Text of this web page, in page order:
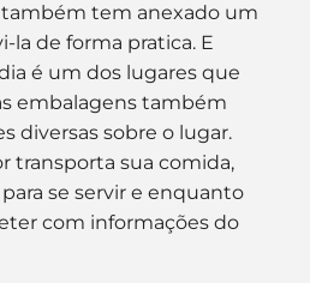
também tem anexado um
la de forma pratica. E
é um dos lugares que
embalagens também
diversas sobre o lugar.
transporta sua comida,
se servir e enquanto
com informações do